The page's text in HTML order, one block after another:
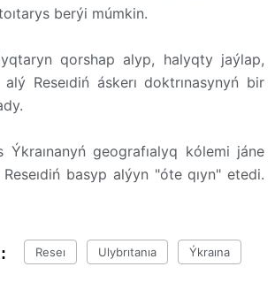
berýi múmkin.
qorshap alyp, halyqty jaýlap,
Reseıdiń áskerı doktrınasynyń bir
Ýkraınanyń geografıalyq kólemi jáne
Reseıdiń basyp alýyn "óte qıyn" etedi.
Reseı Ulybrıtanıa Ýkraına